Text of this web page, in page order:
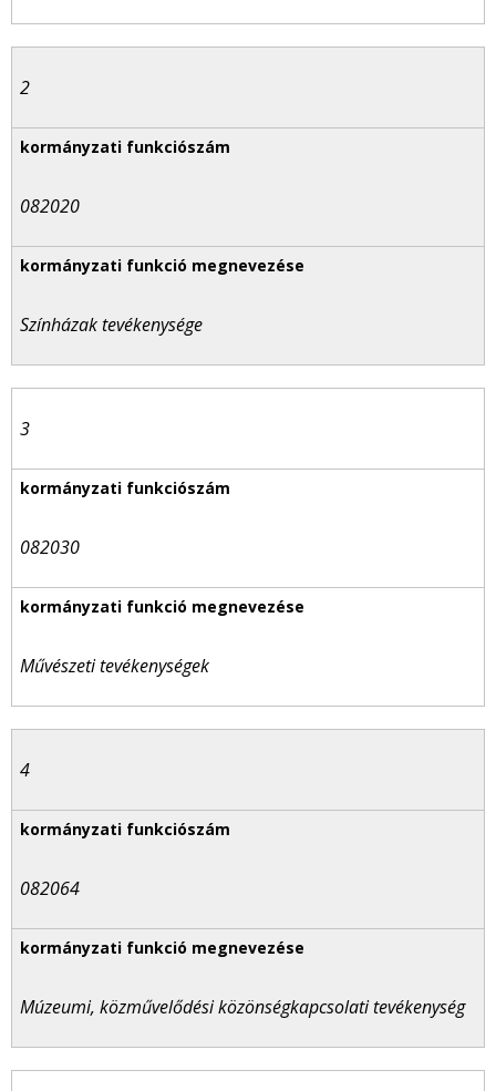
2
082020
Színházak tevékenysége
3
082030
Művészeti tevékenységek
4
082064
Múzeumi, közművelődési közönségkapcsolati tevékenység